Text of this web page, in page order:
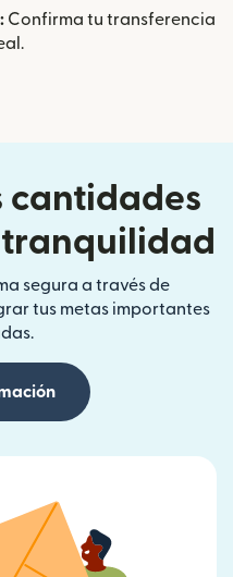
Confirma tu transferencia
cantidades
segura a través de
tus metas importantes